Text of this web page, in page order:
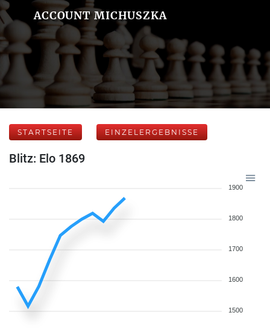
ACCOUNT MICHUSZKA
STARTSEITE EINZELERGEBNISSE
Blitz: Elo 1869
1900
1800
1700
1600
1500